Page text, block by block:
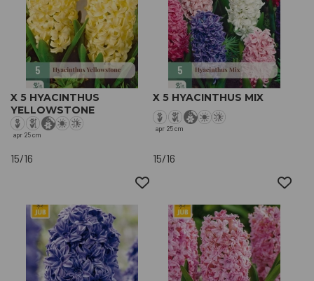
X 5 HYACINTHUS
YELLOWSTONE
apr 25 cm
15/16
X 5 HYACINTHUS MIX
apr 25 cm
15/16